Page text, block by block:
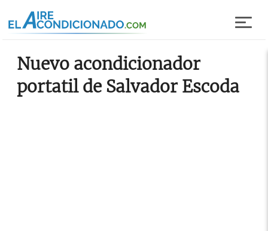
Nuevo acondicionador
portatil de Salvador Escoda